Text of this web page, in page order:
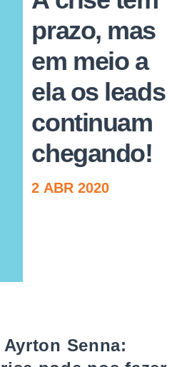
prazo, mas
em meio a
ela os leads
continuam
chegando!
2 ABR 2020
Senna: